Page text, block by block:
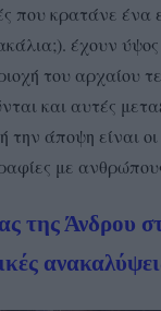
που κρατάνε ένα
έχουν ύψος
του αρχαίου
και αυτές
άποψη είναι
με
της Άνδρου